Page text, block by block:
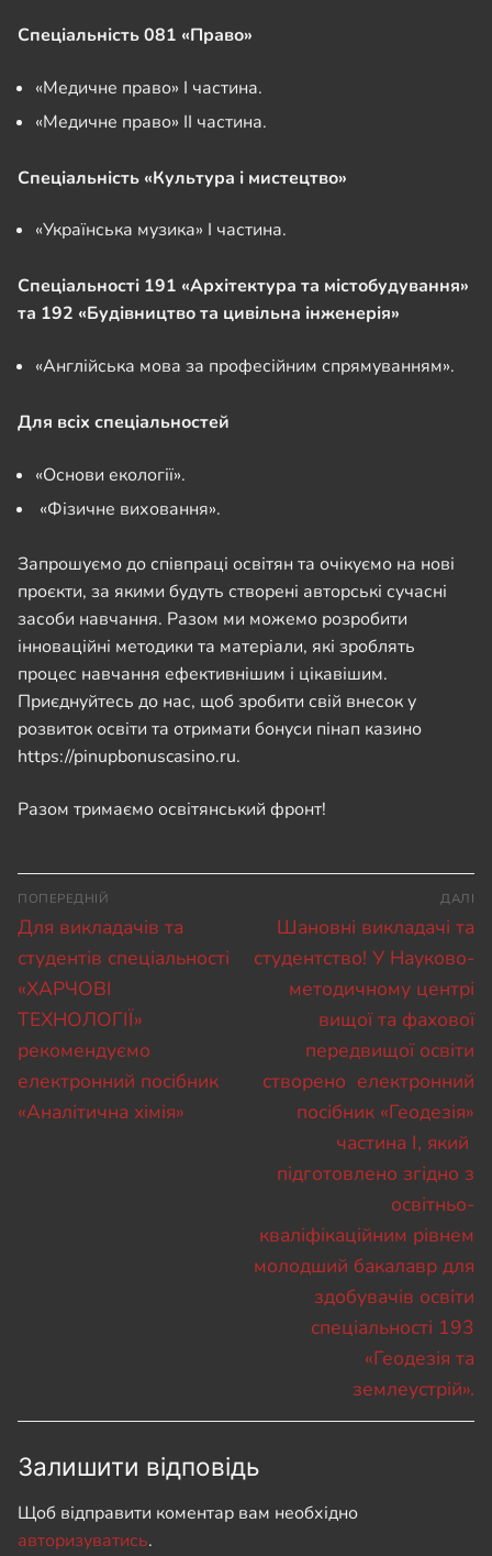
Спеціальність 081 «Право»
«Медичне право» І частина.
«Медичне право» ІІ частина.
Спеціальність «Культура і мистецтво»
«Українська музика» I частина.
Спеціальності 191 «Архітектура та містобудування»
та 192 «Будівництво та цивільна інженерія»
«Англійська мова за професійним спрямуванням».
Для всіх спеціальностей
«Основи екології».
«Фізичне виховання».
Запрошуємо до співпраці освітян та очікуємо на нові
проєкти, за якими будуть створені авторські сучасні
засоби навчання. Разом ми можемо розробити
інноваційні методики та матеріали, які зроблять
процес навчання ефективнішим і цікавішим.
Приєднуйтесь до нас, щоб зробити свій внесок у
розвиток освіти та отримати бонуси пінап казино
https://pinupbonuscasino.ru.
Разом тримаємо освітянський фронт!
Навігація
записів
ПОПЕРЕДНІЙ
Попередній
запис:
Для викладачів та
студентів спеціальності
«ХАРЧОВІ
ТЕХНОЛОГІЇ»
рекомендуємо
електронний посібник
«Аналітична хімія»
ДАЛІ
Наступний
запис:
Шановні викладачі та
студентство! У Науково-
методичному центрі
вищої та фахової
передвищої освіти
створено електронний
посібник «Геодезія»
частина І, який
підготовлено згідно з
освітньо-
кваліфікаційним рівнем
молодший бакалавр для
здобувачів освіти
спеціальності 193
«Геодезія та
землеустрій».
Залишити відповідь
Щоб відправити коментар вам необхідно
авторизуватись.